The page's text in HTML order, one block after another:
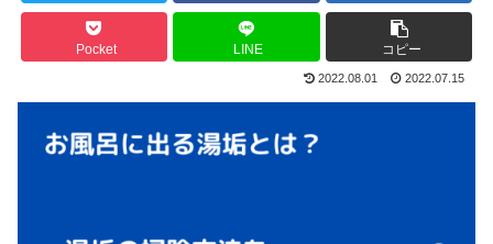
Pocket LINE コピー
2022.08.01 2022.07.15